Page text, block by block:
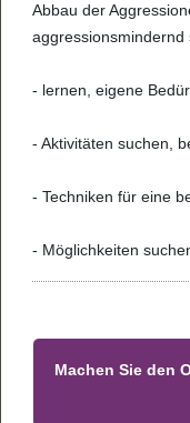
Abbau der
aggres­si­ons­min­dernd
- ler­nen, eigene
- Akti­vi­tä­ten suchen,
- Tech­ni­ken für eine
- Mög­lich­kei­ten
Machen Sie den